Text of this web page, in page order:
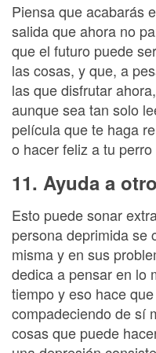
Piensa que acabarás
salida que ahora no
que el futuro puede
las cosas, y que, a
las que disfrutar
aunque sea tan solo
película que te haga
o hacer feliz a tu
11. Ayuda a
Esto puede sonar
persona deprimida se
misma y en sus
dedica a pensar en lo
tiempo y eso hace
compadeciendo de sí
cosas que puede